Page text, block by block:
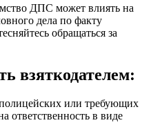
ДПС может влиять на
дела по факту
обращаться за
взяткодателем:
или требующих
ответственность в виде